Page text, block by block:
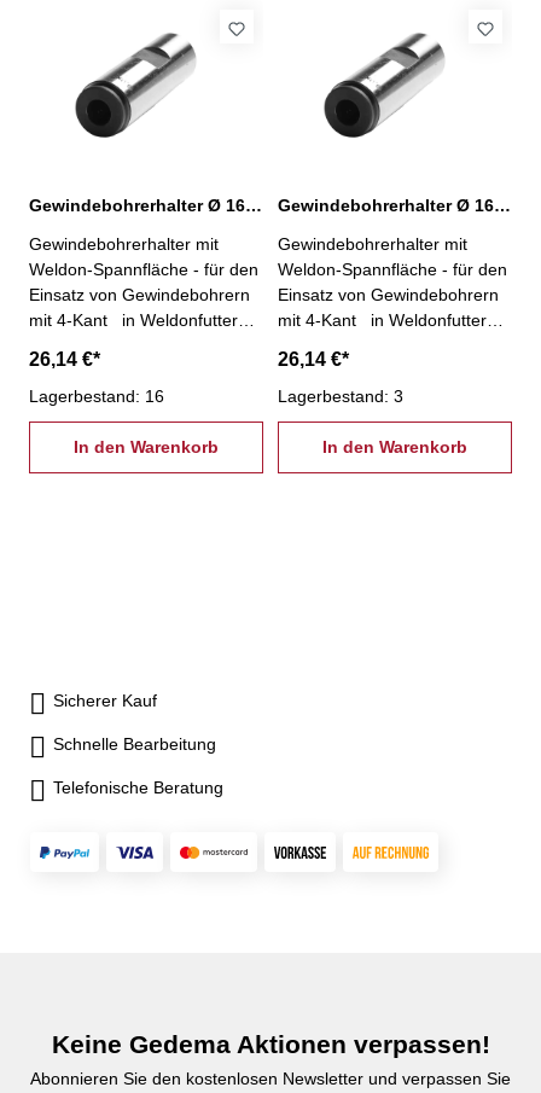
Gewindebohrerhalter Ø 16 / 4,5 mm
Gewindebohrerhalter mit
Weldon-Spannfläche - für den
Einsatz von Gewindebohrern
mit 4-Kant in Weldonfuttern -
16 mm d: 4,5 mm Vierkant:
3,4 mm
26,14 €*
Lagerbestand: 16
In den Warenkorb
Gewindebohrerhalter Ø 16 / 6,0 mm
Gewindebohrerhalter mit
Weldon-Spannfläche - für den
Einsatz von Gewindebohrern
mit 4-Kant in Weldonfuttern -
16 mm d: 6,0 mm Vierkant:
4,9 mm
26,14 €*
Lagerbestand: 3
In den Warenkorb
Sicherer Kauf
Schnelle Bearbeitung
Telefonische Beratung
Keine Gedema Aktionen verpassen!
Abonnieren Sie den kostenlosen Newsletter und verpassen Sie